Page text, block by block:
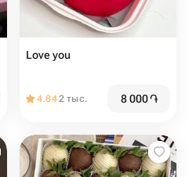
Love you
4.842 тыс. 8 000֏